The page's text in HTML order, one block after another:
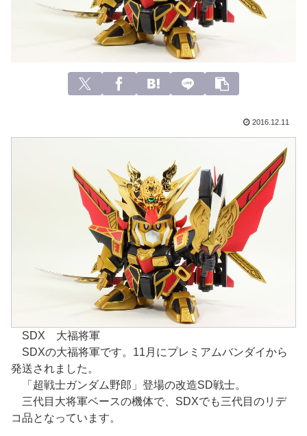
2016.12.11
SDX 大福将軍
SDXの大福将軍です。11月にプレミアムバンダイから
発送されました。
「超戦士ガンダム野郎」登場の改造SD戦士。
三代目大将軍ベースの機体で、SDXでも三代目のリデ
コ品となっています。